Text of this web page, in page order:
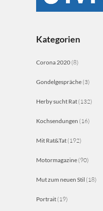
Kategorien
Corona 2020 (8)
Gondelgespräche (3)
Herby sucht Rat (132)
Kochsendungen (16)
Mit Rat&Tat (192)
Motormagazine (90)
Mut zum neuen Stil (18)
Portrait (19)